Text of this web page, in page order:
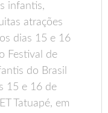
infantis,
atrações
dias 15 e 16
Festival de
do Brasil
15 e 16 de
Tatuapé, em